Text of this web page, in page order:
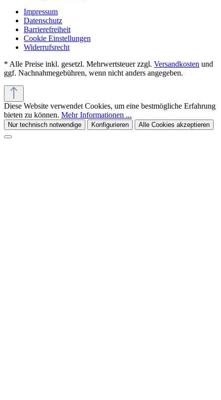
Impressum
Datenschutz
Barrierefreiheit
Cookie Einstellungen
Widerrufsrecht
* Alle Preise inkl. gesetzl. Mehrwertsteuer zzgl. Versandkosten und
ggf. Nachnahmegebühren, wenn nicht anders angegeben.
Diese Website verwendet Cookies, um eine bestmögliche Erfahrung
bieten zu können. Mehr Informationen ...
Nur technisch notwendige Konfigurieren Alle Cookies akzeptieren